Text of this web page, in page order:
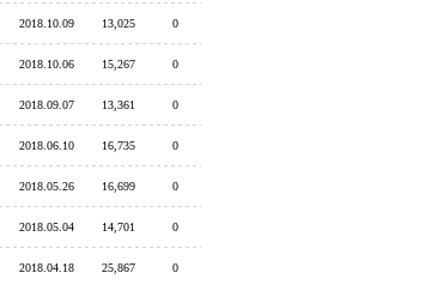
2018.10.09 13,025 0
2018.10.06 15,267 0
2018.09.07 13,361 0
2018.06.10 16,735 0
2018.05.26 16,699 0
2018.05.04 14,701 0
2018.04.18 25,867 0